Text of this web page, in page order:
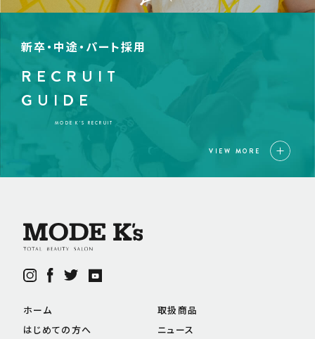
新卒・中途・パート採用
RECRUIT
GUIDE
MODE K’S RECRUIT
VIEW MORE
ホーム
はじめての方へ
取扱商品
ニュース